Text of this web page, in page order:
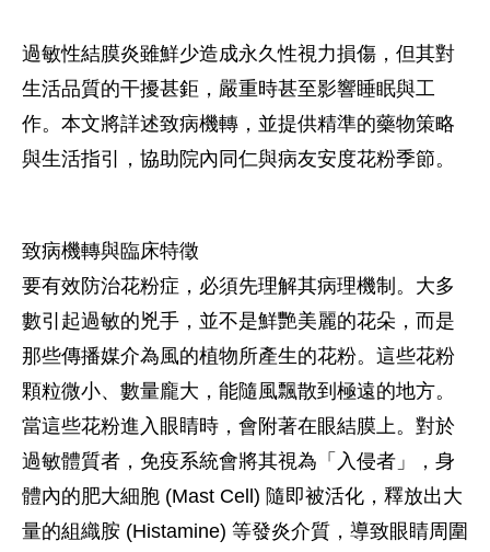
過敏性結膜炎雖鮮少造成永久性視力損傷，但其對
生活品質的干擾甚鉅，嚴重時甚至影響睡眠與工
作。本文將詳述致病機轉，並提供精準的藥物策略
與生活指引，協助院內同仁與病友安度花粉季節。
致病機轉與臨床特徵
要有效防治花粉症，必須先理解其病理機制。大多
數引起過敏的兇手，並不是鮮艷美麗的花朵，而是
那些傳播媒介為風的植物所產生的花粉。這些花粉
顆粒微小、數量龐大，能隨風飄散到極遠的地方。
當這些花粉進入眼睛時，會附著在眼結膜上。對於
過敏體質者，免疫系統會將其視為「入侵者」，身
體內的肥大細胞 (Mast Cell) 隨即被活化，釋放出大
量的組織胺 (Histamine) 等發炎介質，導致眼睛周圍